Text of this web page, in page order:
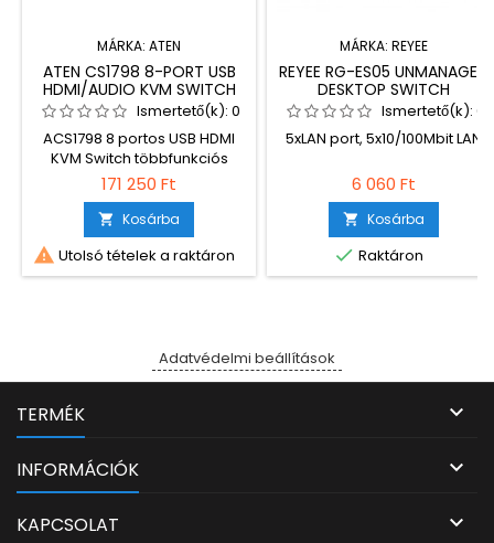
MÁRKA: ATEN
ATEN CS1798 8-PORT USB
HDMI/AUDIO KVM SWITCH
Ismertető(k): 0
ACS1798 8 portos USB HDMI
KVM Switch többfunkciós
eszköz, ami egységesen 8
HDMI csatlakozóval ellátott
számítógép irányítását teszi
lehetővé egyetlen USB
billentyűzet, egér és
monitorral konzollal. A
USB HDMI KVM kábel szett 1x
Firmware Upgrade kábel 1x
171 250 Ft
 Kosárba
 Utolsó tételek a raktáron
MÁRKA: REYEE
REYEE RG-ES05 UNMANAGED
DESKTOP SWITCH
Ismertető(k): 0
5xLAN port, 5x10/100Mbit LAN
6 060 Ft
 Kosárba
 Raktáron
Adatvédelmi beállítások
TERMÉK 
INFORMÁCIÓK 
KAPCSOLAT 